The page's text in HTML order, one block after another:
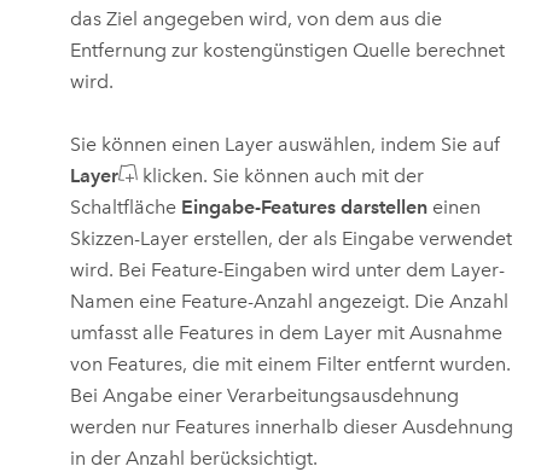
das Ziel angegeben wird, von dem aus die
Entfernung zur kostengünstigen Quelle berechnet
wird.
Sie können einen Layer auswählen, indem Sie auf
Layer
klicken. Sie können auch mit der
Schaltfläche Eingabe-Features darstellen einen
Skizzen-Layer erstellen, der als Eingabe verwendet
wird. Bei Feature-Eingaben wird unter dem Layer-
Namen eine Feature-Anzahl angezeigt. Die Anzahl
umfasst alle Features in dem Layer mit Ausnahme
von Features, die mit einem Filter entfernt wurden.
Bei Angabe einer Verarbeitungsausdehnung
werden nur Features innerhalb dieser Ausdehnung
in der Anzahl berücksichtigt.